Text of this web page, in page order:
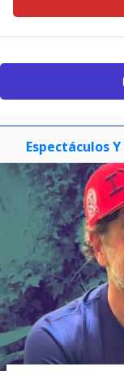
Espectáculos Y